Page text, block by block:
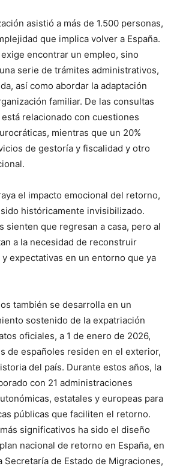
asistió a más de 1.500 personas,
que implica volver a España.
encontrar un empleo, sino
serie de trámites administrativos,
así como abordar la adaptación
familiar. De las consultas
relacionado con cuestiones
mientras que un 20%
de gestoría y fiscalidad y otro
el impacto emocional del retorno,
históricamente invisibilizado.
sienten que regresan a casa, pero al
a la necesidad de reconstruir
expectativas en un entorno que ya
también se desarrolla en un
sostenido de la expatriación
oficiales, a 1 de enero de 2026,
de españoles residen en el exterior,
del país. Durante estos años, la
con 21 administraciones
estatales y europeas para
públicas que faciliten el retorno.
significativos ha sido el diseño
nacional de retorno en España, en
Secretaría de Estado de Migraciones,